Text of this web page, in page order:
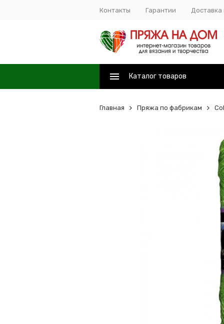
Контакты Гарантии Доставка
Каталог товаров
Главная Пряжа по фабрикам